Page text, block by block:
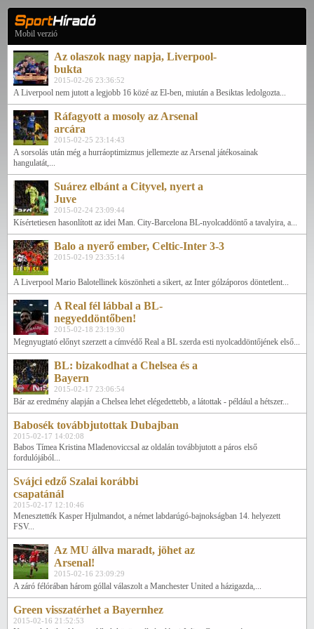
Mobil verzió
Az olaszok nagy napja, Liverpool-
bukta
2015-02-26 23:36:52
A Liverpool nem jutott a legjobb 16 közé az El-ben, miután a Besiktas ledolgozta...
Ráfagyott a mosoly az Arsenal
arcára
2015-02-25 23:14:43
A sorsolás után még a hurráoptimizmus jellemezte az Arsenal játékosainak
hangulatát,...
Suárez elbánt a Cityvel, nyert a
Juve
2015-02-24 23:09:44
Kísértetiesen hasonlított az idei Man. City-Barcelona BL-nyolcaddöntő a tavalyira, a...
Balo a nyerő ember, Celtic-Inter 3-3
2015-02-19 23:35:14
A Liverpool Mario Balotellinek köszönheti a sikert, az Inter gólzáporos döntetlent...
A Real fél lábbal a BL-
negyeddöntőben!
2015-02-18 23:19:30
Megnyugtató előnyt szerzett a címvédő Real a BL szerda esti nyolcaddöntőjének első...
BL: bizakodhat a Chelsea és a
Bayern
2015-02-17 23:06:54
Bár az eredmény alapján a Chelsea lehet elégedettebb, a látottak - például a hétszer...
Babosék továbbjutottak Dubajban
2015-02-17 14:02:08
Babos Tímea Kristina Mladenoviccsal az oldalán továbbjutott a páros első
fordulójából...
Svájci edző Szalai korábbi
csapatánál
2015-02-17 12:10:46
Menesztették Kasper Hjulmandot, a német labdarúgó-bajnokságban 14. helyezett
FSV...
Az MU állva maradt, jöhet az
Arsenal!
2015-02-16 23:09:29
A záró félórában három góllal válaszolt a Manchester United a házigazda,...
Green visszatérhet a Bayernhez
2015-02-16 21:52:53